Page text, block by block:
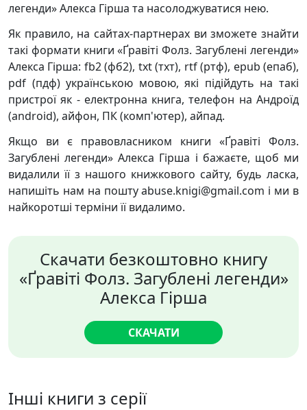
легенди» Алекса Гірша та насолоджуватися нею.
Як правило, на сайтах-партнерах ви зможете знайти
такі формати книги «Ґравіті Фолз. Загублені легенди»
Алекса Гірша: fb2 (фб2), txt (тхт), rtf (ртф), epub (епаб),
pdf (пдф) українською мовою, які підійдуть на такі
пристрої як - електронна книга, телефон на Андроїд
(android), айфон, ПК (комп'ютер), айпад.
Якщо ви є правовласником книги «Ґравіті Фолз.
Загублені легенди» Алекса Гірша і бажаєте, щоб ми
видалили її з нашого книжкового сайту, будь ласка,
напишіть нам на пошту abuse.knigi@gmail.com і ми в
найкоротші терміни її видалимо.
Скачати безкоштовно книгу
«Ґравіті Фолз. Загублені легенди»
Алекса Гірша
СКАЧАТИ
Інші книги з серії